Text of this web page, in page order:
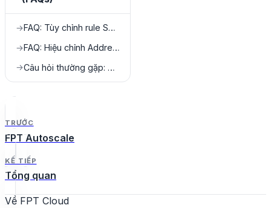
→ FAQ: Tùy chỉnh rule Security Group
→ FAQ: Hiệu chỉnh Address Pair
→ Câu hỏi thường gặp: NAT Instance
TRƯỚC
FPT Autoscale
KẾ TIẾP
Tổng quan
Về FPT Cloud